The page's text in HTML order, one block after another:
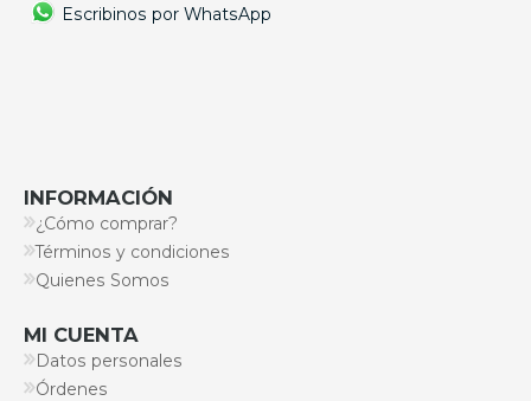
Escribinos por WhatsApp
INFORMACIÓN
¿Cómo comprar?
Términos y condiciones
Quienes Somos
MI CUENTA
Datos personales
Órdenes